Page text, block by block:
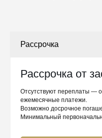
Рассрочка от
Отсутствуют переплаты —
ежемесячные платежи.
Возможно досрочное
Минимальный